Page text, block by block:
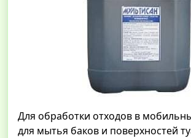
Для обработки отходов в
для мытья баков и поверхностей